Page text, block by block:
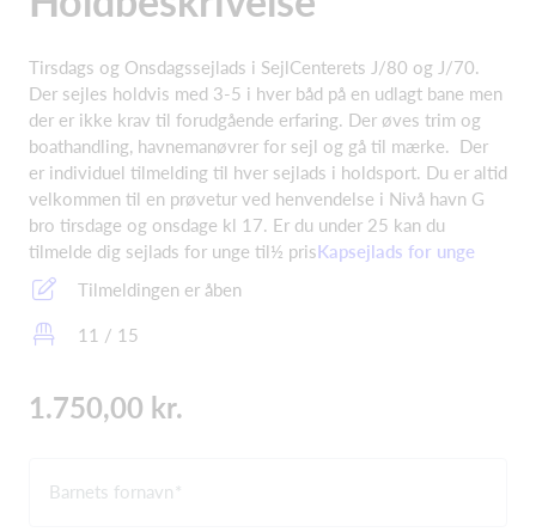
Tirsdags og Onsdagssejlads i SejlCenterets J/80 og J/70.
Der sejles holdvis med 3-5 i hver båd på en udlagt bane men
der er ikke krav til forudgående erfaring. Der øves trim og
boathandling, havnemanøvrer for sejl og gå til mærke. Der
er individuel tilmelding til hver sejlads i holdsport. Du er altid
velkommen til en prøvetur ved henvendelse i Nivå havn G
bro tirsdage og onsdage kl 17. Er du under 25 kan du
tilmelde dig sejlads for unge til½ prisKapsejlads for unge
Tilmeldingen er åben
11 / 15
1.750,00 kr.
Barnets fornavn